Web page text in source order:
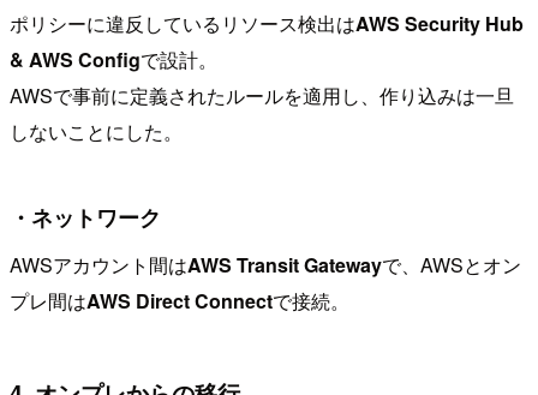
ポリシーに違反しているリソース検出はAWS Security Hub
& AWS Configで設計。
AWSで事前に定義されたルールを適用し、作り込みは一旦
しないことにした。
・ネットワーク
AWSアカウント間はAWS Transit Gatewayで、AWSとオン
プレ間はAWS Direct Connectで接続。